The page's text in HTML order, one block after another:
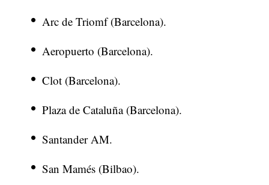
Arc de Triomf (Barcelona).
Aeropuerto (Barcelona).
Clot (Barcelona).
Plaza de Cataluña (Barcelona).
Santander AM.
San Mamés (Bilbao).